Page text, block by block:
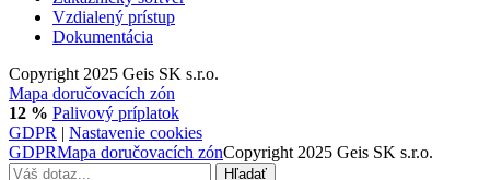
Vzdialený prístup
Dokumentácia
Copyright 2025 Geis SK s.r.o.
Mapa doručovacích zón
12 % Palivový príplatok
GDPR | Nastavenie cookies
GDPRMapa doručovacích zónCopyright 2025 Geis SK s.r.o.